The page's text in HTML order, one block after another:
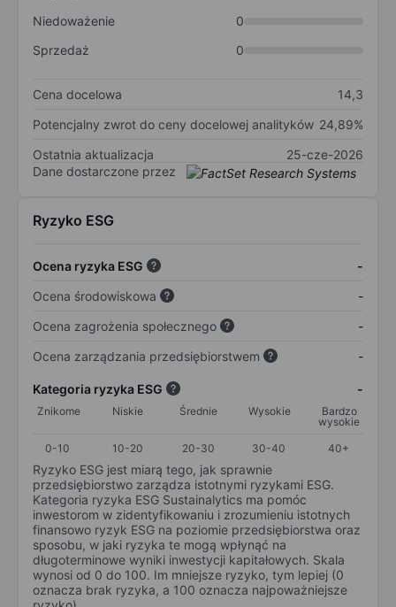
Niedoważenie
0
Sprzedaż
0
Cena docelowa
14,3
Potencjalny zwrot do ceny docelowej analityków 24,89%
Ostatnia aktualizacja
25-cze-2026
Dane dostarczone przez
Ryzyko ESG
Ocena ryzyka ESG
-
Ocena środowiskowa
-
Ocena zagrożenia społecznego
-
Ocena zarządzania przedsiębiorstwem
-
Kategoria ryzyka ESG -
Znikome Niskie Średnie Wysokie
Bardzo
wysokie
0-10
10-20 20-30 30-40 40+
Ryzyko ESG jest miarą tego, jak sprawnie
przedsiębiorstwo zarządza istotnymi ryzykami ESG.
Kategoria ryzyka ESG Sustainalytics ma pomóc
inwestorom w zidentyfikowaniu i zrozumieniu istotnych
finansowo ryzyk ESG na poziomie przedsiębiorstwa oraz
sposobu, w jaki ryzyka te mogą wpłynąć na
długoterminowe wyniki inwestycji kapitałowych. Skala
wynosi od 0 do 100. Im mniejsze ryzyko, tym lepiej (0
oznacza brak ryzyka, a 100 oznacza najpoważniejsze